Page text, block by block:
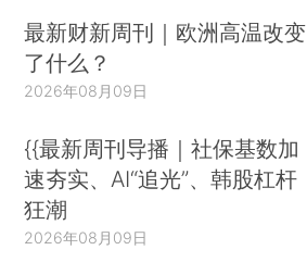
最新财新周刊｜欧洲高温改变
了什么？
2026年08月09日
{{最新周刊导播｜社保基数加
速夯实、AI“追光”、韩股杠杆
狂潮
2026年08月09日